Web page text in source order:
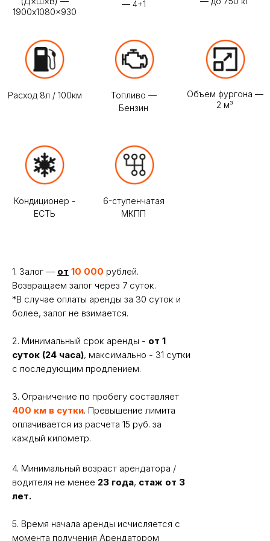
4. Минимальный возраст арендатора /
водителя не менее 23 года, стаж от 3
лет.
5. Время начала аренды исчисляется с
момента получения Арендатором
1. Залог — от 10 000 рублей.
Возвращаем залог через 7 суток.
*В случае оплаты аренды за 30 суток и
более, залог не взимается.
2. Минимальный срок аренды - от 1
суток (24 часа), максимально - 31 сутки
с последующим продлением.
3. Ограничение по пробегу составляет
400 км в сутки. Превышение лимита
оплачивается из расчета 15 руб. за
каждый километр.
Акция
При единовременной оплате от 30
суток и более, мы гарантируем
лучшую цену в Москве на Газель